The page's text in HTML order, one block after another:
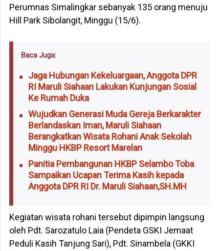
Perumnas Simalingkar sebanyak 135 orang menuju
Hill Park Sibolangit, Minggu (15/6).
Baca Juga:
Jaga Hubungan Kekeluargaan, Anggota DPR
RI Maruli Siahaan Lakukan Kunjungan Sosial
Ke Rumah Duka
Wujudkan Generasi Muda Gereja Berkarakter
Berlandaskan Iman, Maruli Siahaan
Berangkatkan Wisata Rohani Anak Sekolah
Minggu HKBP Resort Marelan
Panitia Pembangunan HKBP Selambo Toba
Sampaikan Ucapan Terima Kasih kepada
Anggota DPR RI Dr. Maruli Siahaan,SH.MH
Kegiatan wisata rohani tersebut dipimpin langsung
oleh Pdt. Sarozatulo Laia (Pendeta GSKI Jemaat
Peduli Kasih Tanjung Sari), Pdt. Sinambela (GKKI